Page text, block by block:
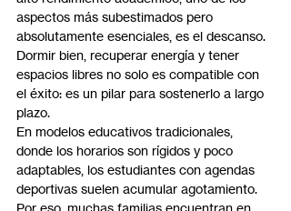
aspectos más subestimados pero
absolutamente esenciales, es el descanso.
Dormir bien, recuperar energía y tener
espacios libres no solo es compatible con
el éxito: es un pilar para sostenerlo a largo
plazo.
En modelos educativos tradicionales,
donde los horarios son rígidos y poco
adaptables, los estudiantes con agendas
deportivas suelen acumular agotamiento.
Por eso, muchas familias encuentran en